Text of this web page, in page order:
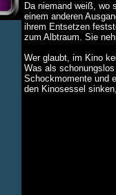
Da niemand weiß, wo
einem anderen
ihrem Entsetzen
zum Albtraum. Sie
Wer glaubt, im Kino
Was als
Schockmomente und
den Kinosessel